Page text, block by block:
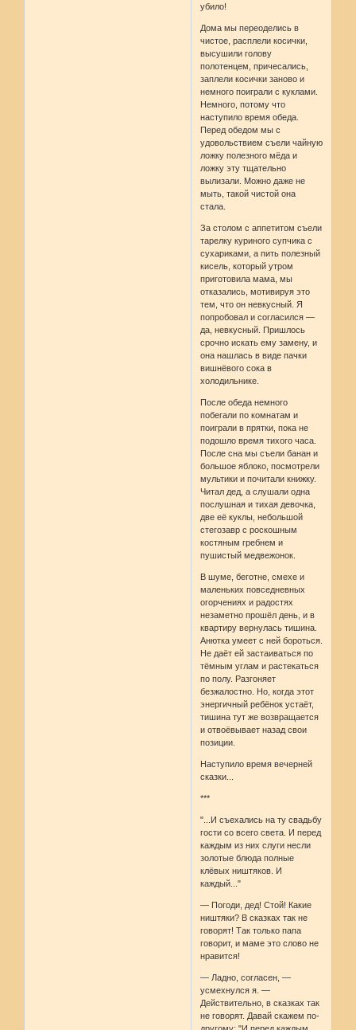
убило!
Дома мы переоделись в
чистое, расплели косички,
высушили голову
полотенцем, причесались,
заплели косички заново и
немного поиграли с куклами.
Немного, потому что
наступило время обеда.
Перед обедом мы с
удовольствием съели чайную
ложку полезного мёда и
ложку эту тщательно
вылизали. Можно даже не
мыть, такой чистой она
стала.
За столом с аппетитом съели
тарелку куриного супчика с
сухариками, а пить полезный
кисель, который утром
приготовила мама, мы
отказались, мотивируя это
тем, что он невкусный. Я
попробовал и согласился —
да, невкусный. Пришлось
срочно искать ему замену, и
она нашлась в виде пачки
вишнёвого сока в
холодильнике.
После обеда немного
побегали по комнатам и
поиграли в прятки, пока не
подошло время тихого часа.
После сна мы съели банан и
большое яблоко, посмотрели
мультики и почитали книжку.
Читал дед, а слушали одна
послушная и тихая девочка,
две её куклы, небольшой
стегозавр с роскошным
костяным гребнем и
пушистый медвежонок.
В шуме, беготне, смехе и
маленьких повседневных
огорчениях и радостях
незаметно прошёл день, и в
квартиру вернулась тишина.
Анютка умеет с ней бороться.
Не даёт ей застаиваться по
тёмным углам и растекаться
по полу. Разгоняет
безжалостно. Но, когда этот
энергичный ребёнок устаёт,
тишина тут же возвращается
и отвоёвывает назад свои
позиции.
Наступило время вечерней
сказки...
***
"...И съехались на ту свадьбу
гости со всего света. И перед
каждым из них слуги несли
золотые блюда полные
клёвых ништяков. И
каждый..."
— Погоди, дед! Стой! Какие
ништяки? В сказках так не
говорят! Так только папа
говорит, и маме это слово не
нравится!
— Ладно, согласен, —
усмехнулся я. —
Действительно, в сказках так
не говорят. Давай скажем по-